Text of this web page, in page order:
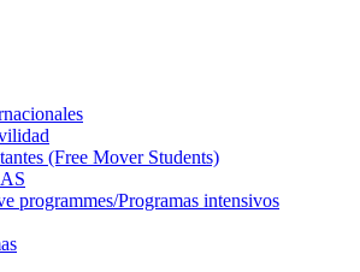
(Free Mover Students)
programmes/Programas intensivos